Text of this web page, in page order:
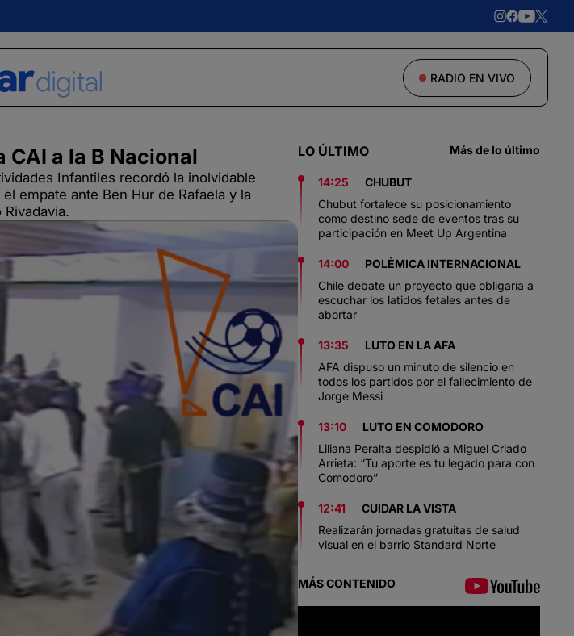
RADIO EN VIVO
a la B Nacional
Infantiles recordó la inolvidable
empate ante Ben Hur de Rafaela y la
LO ÚLTIMO Más de lo último
14:25
CHUBUT
Chubut fortalece su posicionamiento
como destino sede de eventos tras su
participación en Meet Up Argentina
14:00
POLÈMICA INTERNACIONAL
Chile debate un proyecto que obligaría a
escuchar los latidos fetales antes de
abortar
13:35
LUTO EN LA AFA
AFA dispuso un minuto de silencio en
todos los partidos por el fallecimiento de
Jorge Messi
13:10
LUTO EN COMODORO
Liliana Peralta despidió a Miguel Criado
Arrieta: “Tu aporte es tu legado para con
Comodoro”
12:41
CUIDAR LA VISTA
Realizarán jornadas gratuitas de salud
visual en el barrio Standard Norte
MÁS CONTENIDO